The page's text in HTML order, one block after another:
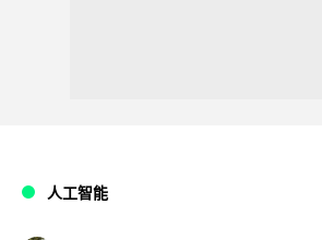
人工智能